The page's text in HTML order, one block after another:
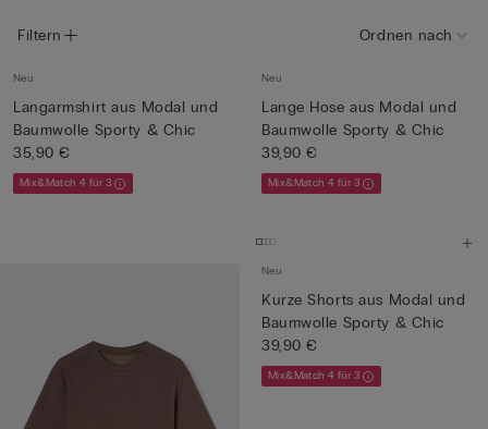
Filtern Ordnen nach
Neu
Langarmshirt aus Modal und
Baumwolle Sporty & Chic
35,90 €
Mix&Match 4 für 3
Neu
Lange Hose aus Modal und
Baumwolle Sporty & Chic
39,90 €
Mix&Match 4 für 3
Neu
Kurze Shorts aus Modal und
Baumwolle Sporty & Chic
39,90 €
Mix&Match 4 für 3